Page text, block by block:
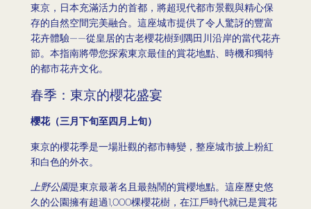
東京，日本充滿活力的首都，將超現代都市景觀與精心保
存的自然空間完美融合。這座城市提供了令人驚訝的豐富
花卉體驗——從皇居的古老櫻花樹到隅田川沿岸的當代花卉
節。本指南將帶您探索東京最佳的賞花地點、時機和獨特
的都市花卉文化。
春季：東京的櫻花盛宴
櫻花（三月下旬至四月上旬）
東京的櫻花季是一場壯觀的都市轉變，整座城市披上粉紅
和白色的外衣。
上野公園是東京最著名且最熱鬧的賞櫻地點。這座歷史悠
久的公園擁有超過1,000棵櫻花樹，在江戶時代就已是賞花